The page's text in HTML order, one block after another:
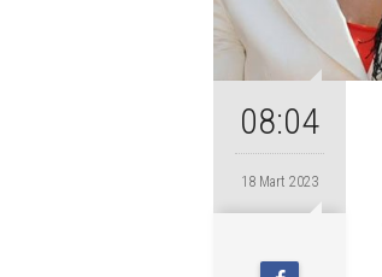
08:04
18 Mart 2023